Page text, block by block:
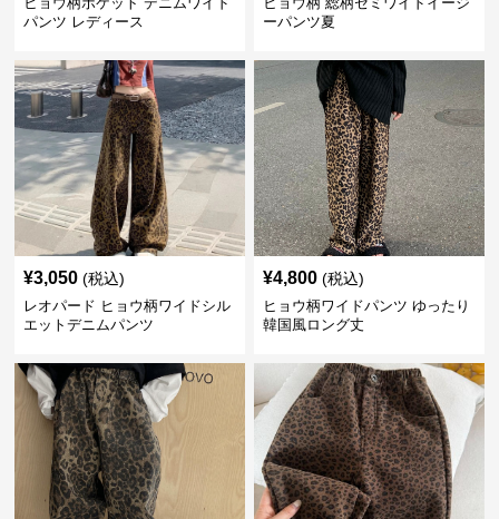
パンツ レディース
ーパンツ夏
¥3,050 (税込)
レオパード ヒョウ柄ワイドシル
エットデニムパンツ
¥4,800 (税込)
ヒョウ柄ワイドパンツ ゆったり
韓国風ロング丈